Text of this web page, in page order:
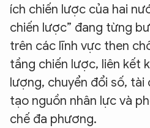
ích chiến lược của hai
chiến lược” đang từng
trên các lĩnh vực then
tầng chiến lược, liên kết
lượng, chuyển đổi số,
tạo nguồn nhân lực và
chế đa phương.